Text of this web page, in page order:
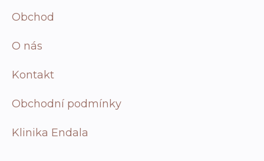
Obchod
O nás
Kontakt
Obchodní podmínky
Klinika Endala